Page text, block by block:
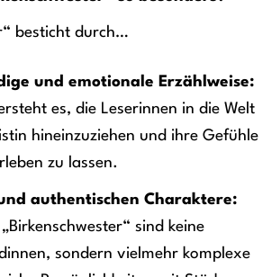
besticht durch…
und emotionale Erzählweise:
es, die Leserinnen in die Welt
hineinzuziehen und ihre Gefühle
zu lassen.
authentischen Charaktere:
sind keine
sondern vielmehr komplexe